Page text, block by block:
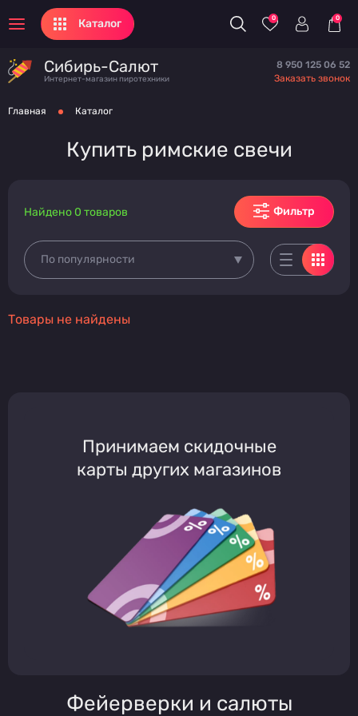
Каталог 0 0
Сибирь-Салют
Интернет-магазин пиротехники
8 950 125 06 52
Заказать звонок
Главная Каталог
Купить римские свечи
Фильтр
По популярности
Найдено 0 товаров
Товары не найдены
Принимаем скидочные
карты других магазинов
Фейерверки и салюты